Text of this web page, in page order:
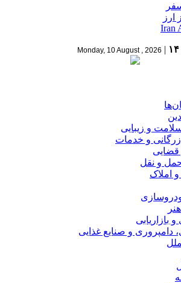
ارز
Iran
|
Monday, 10 August , 2026
و زیبایی
و خدمات
و نقل
املاک
بازاریابی
دامپروری و صنایع غذایی